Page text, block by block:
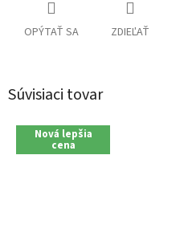
OPÝTAŤ SA ZDIEĽAŤ
Súvisiaci tovar
Nová lepšia
cena